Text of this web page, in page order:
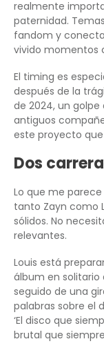
realmente
paternidad.
fandom y
vivido momentos
El timing es
después de la
de 2024, un
antiguos
este proyecto
Dos
Lo que me
tanto Zayn como
sólidos. No
relevantes.
Louis está
álbum en solitario
seguido de una
palabras sobre el
‘El disco que
brutal que